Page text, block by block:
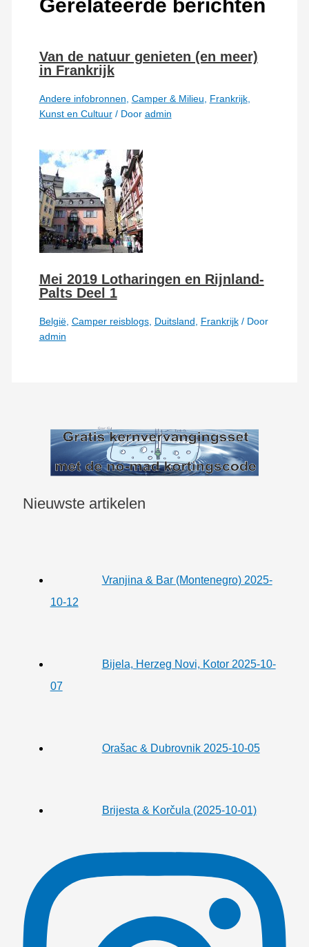
Gerelateerde berichten
Van de natuur genieten (en meer)
in Frankrijk
Andere infobronnen Camper & Milieu Frankrijk,
Kunst en Cultuur/ Door admin
Mei 2019 Lotharingen en Rijnland-
Palts Deel 1
België, Camper reisblogs, Duitsland Frankrijk/ Door
admin
Nieuwste artikelen
Vranjina & Bar (Montenegro) 2025-
10-12
Bijela, Herzeg Novi, Kotor 2025-10-
07
Orašac & Dubrovnik 2025-10-05
Brijesta & Korčula (2025-10-01)